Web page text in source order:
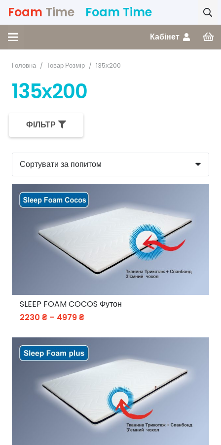
Foam Time Foam Time
Кабінет
Головна / Товар Розмір / 135х200
135х200
ФІЛЬТР
SLEEP FOAM COCOS Футон
2230 ₴ – 4979₴Price
2230 ₴
through
4979 ₴